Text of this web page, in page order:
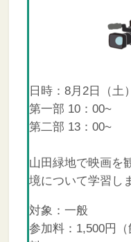
日時：8月2日（土）
第一部 10：00~
第二部 13：00~
山田緑地で映画を
境について学習し
対象：一般
参加料：1,500円